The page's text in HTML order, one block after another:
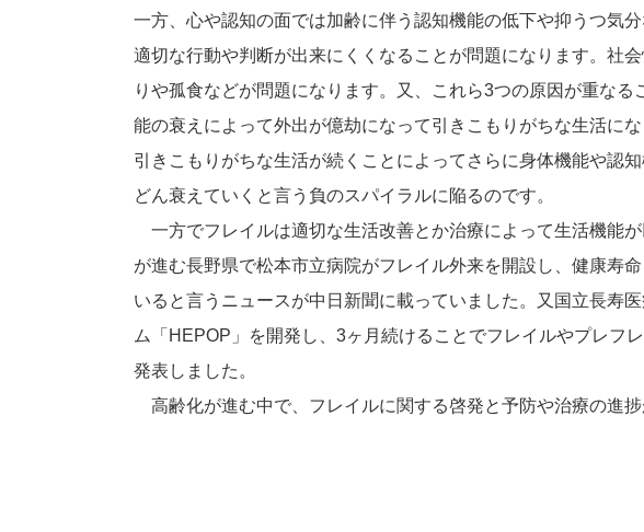
一方、心や認知の面では加齢に伴う認知機能の低下や抑うつ気
適切な行動や判断が出来にくくなることが問題になります。社
りや孤食などが問題になります。又、これら3つの原因が重な
能の衰えによって外出が億劫になって引きこもりがちな生活に
引きこもりがちな生活が続くことによってさらに身体機能や認
どん衰えていくと言う負のスパイラルに陥るのです。
一方でフレイルは適切な生活改善とか治療によって生活機能
が進む長野県で松本市立病院がフレイル外来を開設し、健康寿
いると言うニュースが中日新聞に載っていました。又国立長寿
ム「HEPOP」を開発し、3ヶ月続けることでフレイルやプレフ
発表しました。
高齢化が進む中で、フレイルに関する啓発と予防や治療の進捗